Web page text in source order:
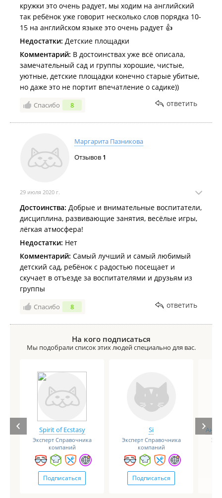
кружки это очень радует, мы ходим на английский
так ребёнок уже говорит несколько слов порядка 10-
15 на английском языке это очень радует 👍
Недостатки: Детские площадки
Комментарий: В достоинствах уже всё описала,
замечательный сад и группы хорошие, чистые,
уютные, детские площадки конечно старые убитые,
но даже это не портит впечатление о садике))
Спасибо 8 ответить
Маргарита Пазникова
Отзывов 1
29 июля 2020 г.
Достоинства: Добрые и внимательные воспитатели,
дисциплина, развивающие занятия, весёлые игры,
лёгкая атмосфера!
Недостатки: Нет
Комментарий: Самый лучший и самый любимый
детский сад, ребёнок с радостью посещает и
скучает в отъезде за воспитателями и друзьям из
группы
Спасибо 8 ответить
На кого подписаться
Мы подобрали список этих людей специально для вас.
Spirit of Ecstasy
Эксперт Справочника
компаний
Подписаться
Si
Эксперт Справочника
компаний
Подписаться